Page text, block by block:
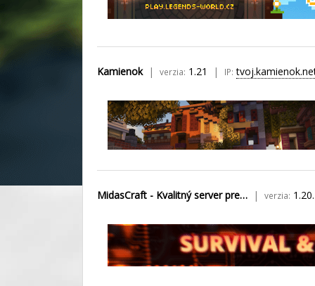
Kamienok verzia: 1.21 IP:
MidasCraft - Kvalitný server pre… verzia: